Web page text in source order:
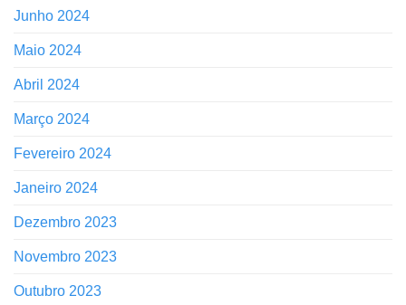
Junho 2024
Maio 2024
Abril 2024
Março 2024
Fevereiro 2024
Janeiro 2024
Dezembro 2023
Novembro 2023
Outubro 2023